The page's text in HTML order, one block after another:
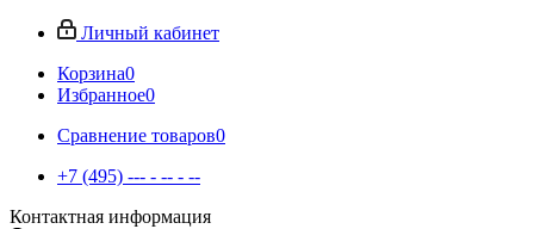
Личный кабинет
Корзина0
Избранное0
Сравнение товаров0
+7 (495) --- - -- - --
Контактная информация